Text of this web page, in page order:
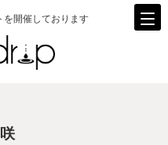
を開催しております